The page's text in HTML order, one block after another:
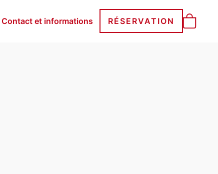
Contact et informations RÉSERVATION